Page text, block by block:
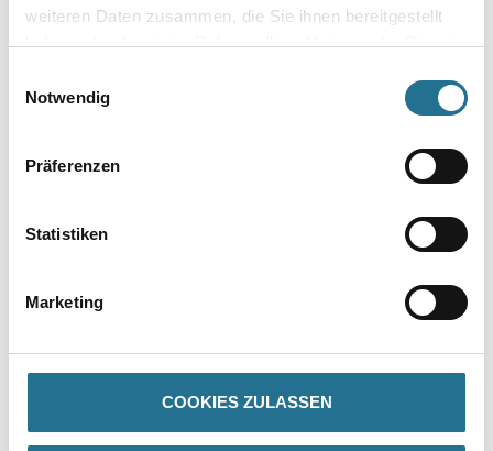
weiteren Daten zusammen, die Sie ihnen bereitgestellt
haben oder die sie im Rahmen Ihrer Nutzung der Dienste
Notwendig
Präferenzen
Statistiken
Marketing
COOKIES ZULASSEN
Umrechnungsfaktoren
PRODUKTEIGENSCHAFTEN
Produkteigenschaft
- Einfache Montage